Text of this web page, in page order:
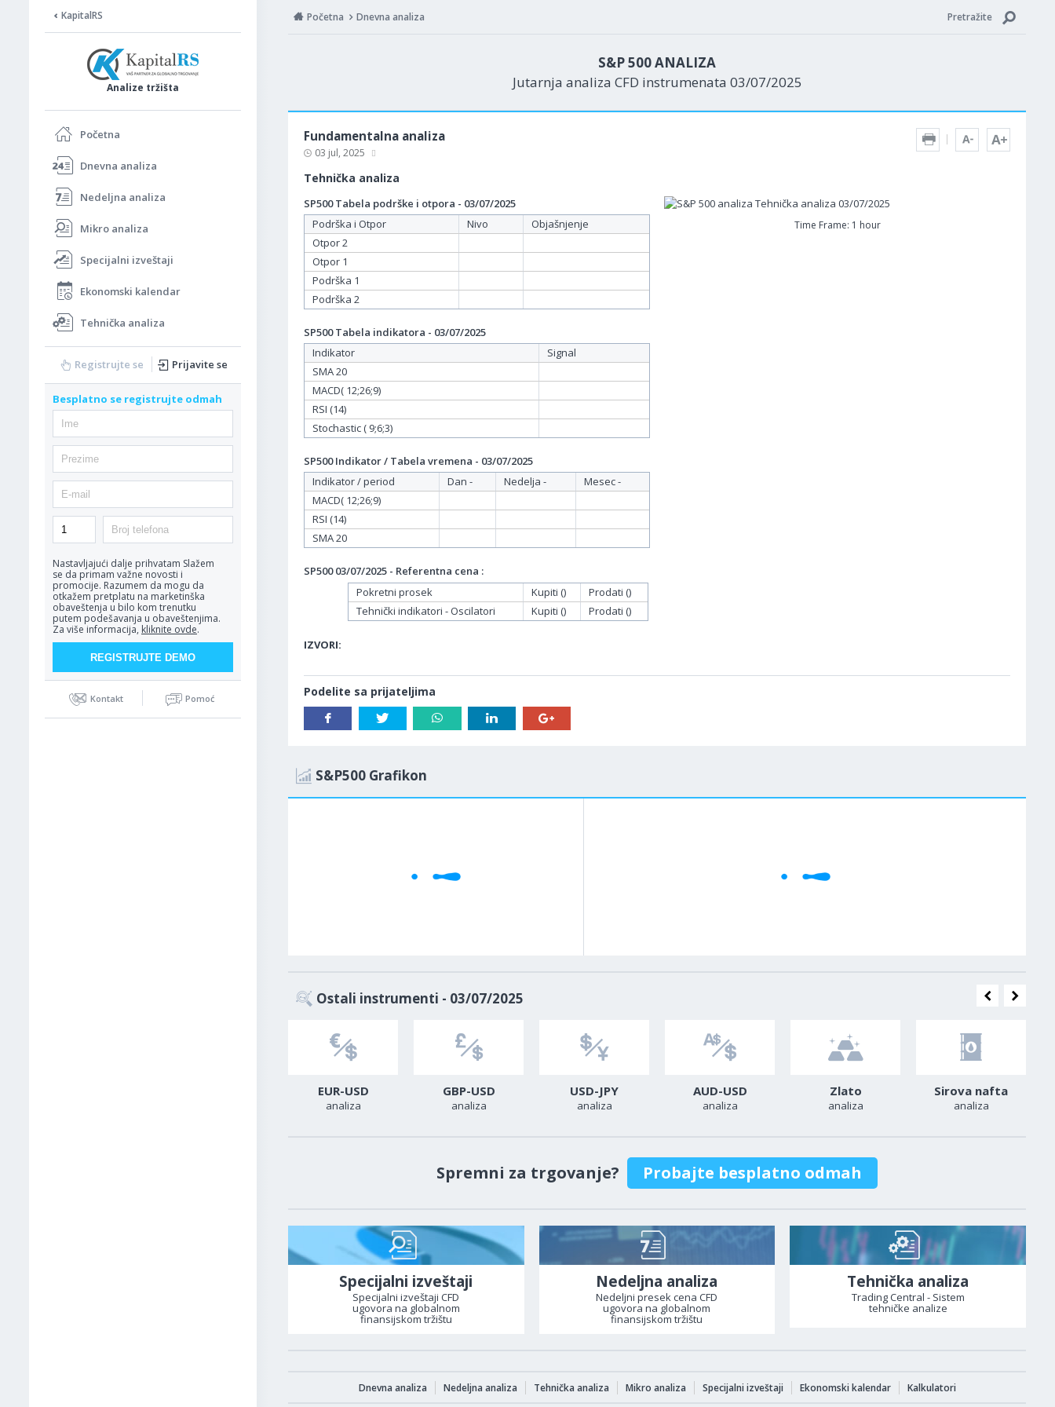
KapitalRS
Analize tržišta
Početna
Dnevna analiza
Nedeljna analiza
Mikro analiza
Specijalni izveštaji
Ekonomski kalendar
Tehnička analiza
Registrujte se Prijavite se
Besplatno se registrujte odmah
Nastavljajući dalje prihvatam Slažem
se da primam važne novosti i
promocije. Razumem da mogu da
otkažem pretplatu na marketinška
obaveštenja u bilo kom trenutku
putem podešavanja u obaveštenjima.
Za više informacija, kliknite ovde.
Kontakt Pomoć
Početna Dnevna analiza Pretražite
S&P 500 ANALIZA
Jutarnja analiza CFD instrumenata 03/07/2025
Fundamentalna analiza
03 jul, 2025
Tehnička analiza
Time Frame: 1 hour
SP500 Tabela podrške i otpora - 03/07/2025
Podrška i Otpor
Nivo
Objašnjenje
Otpor 2
Otpor 1
Podrška 1
Podrška 2
SP500 Tabela indikatora - 03/07/2025
Indikator
Signal
SMA 20
MACD( 12;26;9)
RSI (14)
Stochastic ( 9;6;3)
SP500 Indikator / Tabela vremena - 03/07/2025
Indikator / period
Dan - Nedelja -
Mesec -
MACD( 12;26;9)
RSI (14)
SMA 20
SP500 03/07/2025 - Referentna cena :
Pokretni prosek
Kupiti ()
Prodati ()
Tehnički indikatori - Oscilatori
Kupiti () Prodati ()
IZVORI:
Podelite sa prijateljima
S&P500 Grafikon
Ostali instrumenti - 03/07/2025
EUR-USD
analiza
GBP-USD
analiza
USD-JPY
analiza
AUD-USD
analiza
Zlato
analiza
Sirova nafta
analiza
Spremni za trgovanje? Probajte besplatno odmah
Specijalni izveštaji
Specijalni izveštaji CFD
ugovora na globalnom
finansijskom tržištu
Nedeljna analiza
Nedeljni presek cena CFD
ugovora na globalnom
finansijskom tržištu
Tehnička analiza
Trading Central - Sistem
tehničke analize
Dnevna analiza Nedeljna analiza Tehnička analiza Mikro analiza Specijalni izveštaji Ekonomski kalendar Kalkulatori